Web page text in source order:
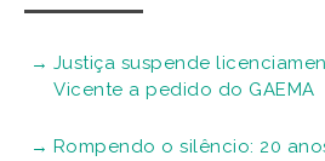
Justiça suspende
Vicente a pedido do GAEMA
Rompendo o silêncio: 20